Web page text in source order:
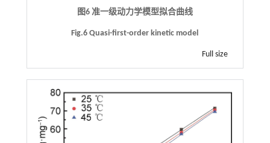
图6 准一级动力学模型拟合曲线
Fig.6 Quasi-first-order kinetic model
Full size